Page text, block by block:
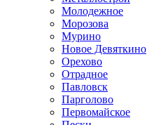
Молодежное
Морозова
Мурино
Новое Девяткино
Орехово
Отрадное
Павловск
Парголово
Первомайское